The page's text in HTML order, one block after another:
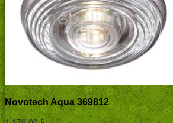
Novotech Aqua 369812